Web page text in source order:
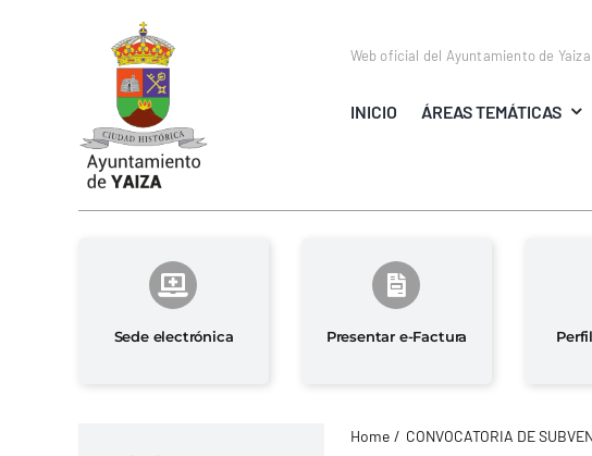
Web oficial del Ayuntamiento de
INICIO ÁREAS TEMÁTICAS
Sede electrónica Presentar e-Factura
Home CONVOCATORIA DE